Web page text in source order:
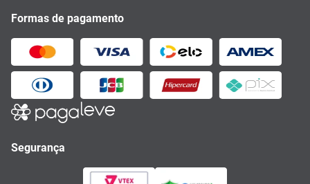
Formas de pagamento
Segurança